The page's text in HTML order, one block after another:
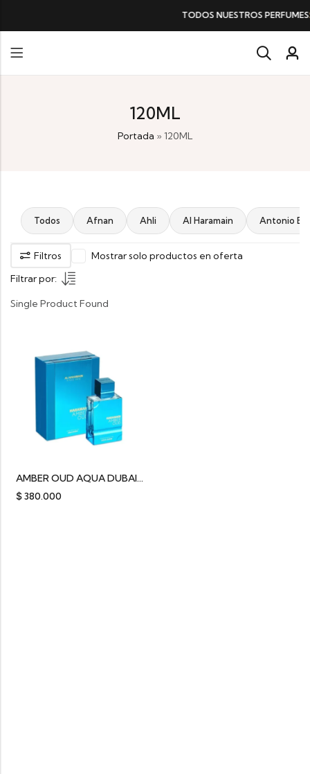
TODOS NUESTROS PERFUMESSIN IVA
120ML
Portada » 120ML
Todos Afnan Ahli Al Haramain Antonio
Filtros
Mostrar solo productos en oferta
Filtrar por:
Single Product Found
AMBER OUD AQUA DUBAI AL HARAMAIN
$380.000